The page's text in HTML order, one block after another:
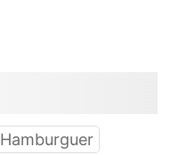
Hamburguer